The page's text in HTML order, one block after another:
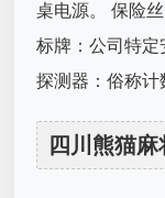
桌电源。 保险
标牌：公司特定
探测器：俗称计
四川熊猫